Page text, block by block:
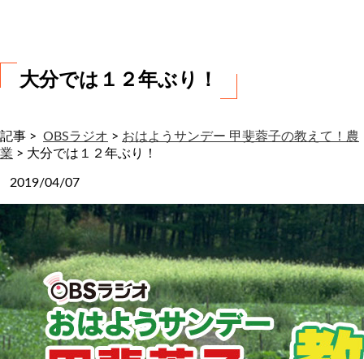
大分では１２年ぶり！
記事 > OBSラジオ > おはようサンデー 甲斐蓉子の教えて！農
業 > 大分では１２年ぶり！
2019/04/07